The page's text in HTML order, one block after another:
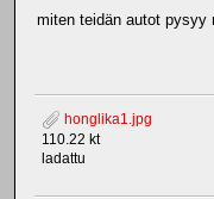
miten teidän autot pysyy
honglika1.jpg
110.22 kt
ladattu